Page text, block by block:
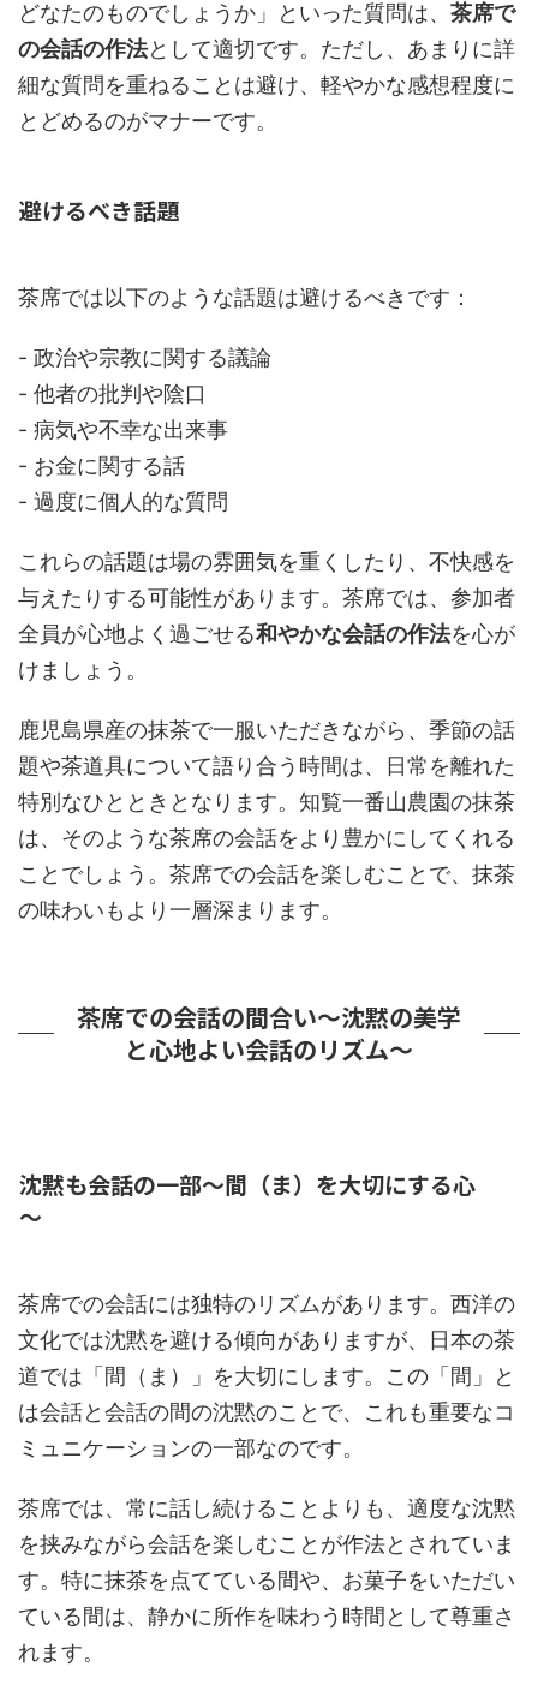
どなたのものでしょうか」といった質問は、 茶席で
の会話の作法として適切です。ただし、あまりに詳
細な質問を重ねることは避け、軽やかな感想程度に
とどめるのがマナーです。
避けるべき話題
茶席では以下のような話題は避けるべきです：
- 政治や宗教に関する議論
- 他者の批判や陰口
- 病気や不幸な出来事
- お金に関する話
- 過度に個人的な質問
これらの話題は場の雰囲気を重くしたり、不快感を
与えたりする可能性があります。茶席では、参加者
全員が心地よく過ごせる和やかな会話の作法を心が
けましょう。
鹿児島県産の抹茶で一服いただきながら、季節の話
題や茶道具について語り合う時間は、日常を離れた
特別なひとときとなります。知覧一番山農園の抹茶
は、そのような茶席の会話をより豊かにしてくれる
ことでしょう。茶席での会話を楽しむことで、抹茶
の味わいもより一層深まります。
茶席での会話の間合い～沈黙の美学
と心地よい会話のリズム～
沈黙も会話の一部～間（ま）を大切にする心
～
茶席での会話には独特のリズムがあります。西洋の
文化では沈黙を避ける傾向がありますが、日本の茶
道では「間（ま）」を大切にします。この「間」と
は会話と会話の間の沈黙のことで、これも重要なコ
ミュニケーションの一部なのです。
茶席では、常に話し続けることよりも、適度な沈黙
を挟みながら会話を楽しむことが作法とされていま
す。特に抹茶を点てている間や、お菓子をいただい
ている間は、静かに所作を味わう時間として尊重さ
れます。